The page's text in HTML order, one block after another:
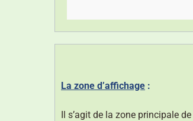
La zone d’affichage :
Il s’agit de la zone principale de